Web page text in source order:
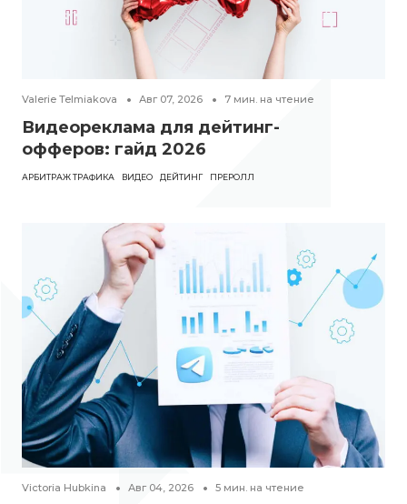
Valerie Telmiakova Авг 07, 2026 7 мин. на чтение
Видеореклама для дейтинг-
офферов: гайд 2026
АРБИТРАЖ ТРАФИКА ВИДЕО ДЕЙТИНГ ПРЕРОЛЛ
Victoria Hubkina Авг 04, 2026 5 мин. на чтение